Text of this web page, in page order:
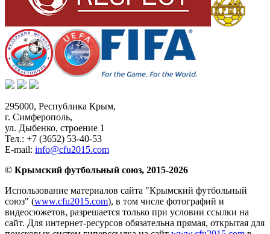
295000, Республика Крым,
г. Симферополь,
ул. Дыбенко, строение 1
Тел.: +7 (3652) 53-40-53
E-mail: info@cfu2015.com
© Крымский футбольный союз, 2015-2026
Использование материалов сайта "Крымский футбольный
союз" (www.cfu2015.com), в том числе фотографий и
видеосюжетов, разрешается только при условии ссылки на
сайт. Для интернет-ресурсов обязательна прямая, открытая для